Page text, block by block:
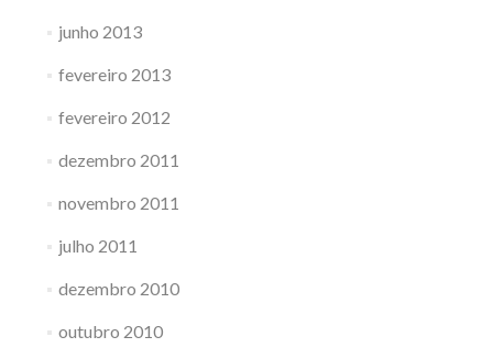
junho 2013
fevereiro 2013
fevereiro 2012
dezembro 2011
novembro 2011
julho 2011
dezembro 2010
outubro 2010